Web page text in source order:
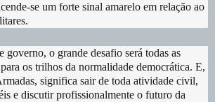
se um forte sinal amarelo em relação ao
governo, o grande desafio será todas as
os trilhos da normalidade democrática. E,
significa sair de toda atividade civil,
e discutir profissionalmente o futuro da